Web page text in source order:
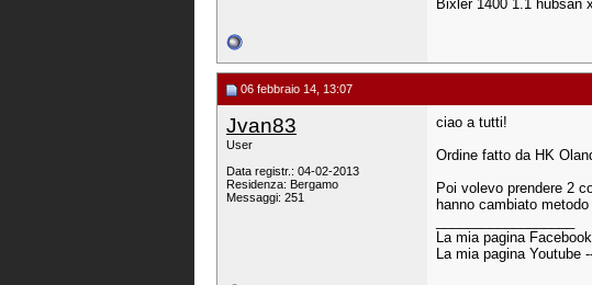
Bixler 1400 1.1 hubsan
06 febbraio 14, 13:07
Jvan83
User
Data registr.: 04-02-2013
Residenza: Bergamo
Messaggi: 251
ciao a tutti!
Ordine fatto da HK
Poi volevo prendere 2
hanno cambiato
La mia pagina
La mia pagina Youtube